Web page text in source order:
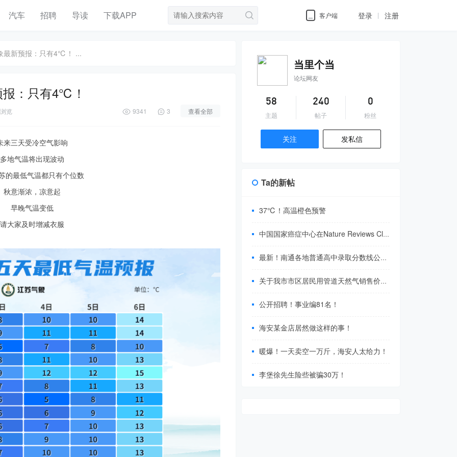
汽车 招聘 导读 下载APP 客户端 登录 注册
最新预报：只有4℃！ ...
：只有4℃！
览 9341 3 查看全部
来三天受冷空气影响
多地气温将出现波动
的最低气温都只有个位数
秋意渐浓，凉意起
早晚气温变低
请大家及时增减衣服
当里个当
论坛网友
58
主题
240
帖子
0
粉丝
关注 发私信
Ta的新帖
37℃！高温橙色预警
中国国家癌症中心在Nature Reviews Clinical Oncology发表了一篇重要综述
最新！南通各地普通高中录取分数线公布！
关于我市市区居民用管道天然气销售价格调整的通知
公开招聘！事业编81名！
海安某金店居然做这样的事！
暖爆！一天卖空一万斤，海安人太给力！
李堡徐先生险些被骗30万！